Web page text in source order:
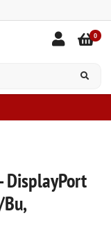
0
DisplayPort